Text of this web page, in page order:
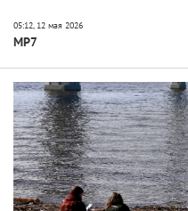
МР7